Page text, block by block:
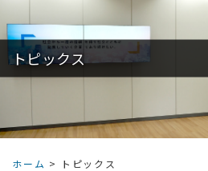
トピックス
ホーム > トピックス